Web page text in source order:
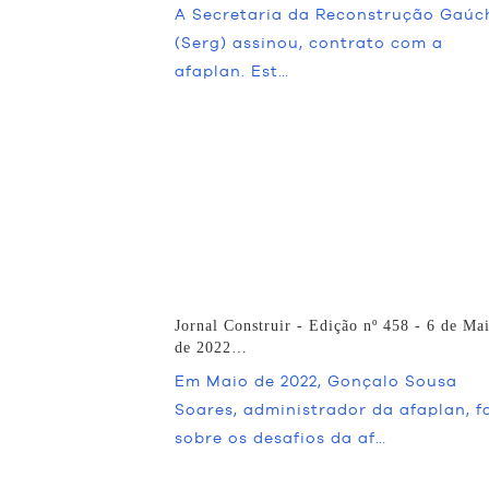
A Secretaria da Reconstrução
(Serg) assinou, contrato com a
afaplan. Est…
Jornal Construir - Edição nº 458 - 6 de
de 2022…
Em Maio de 2022, Gonçalo Sousa
Soares, administrador da afaplan,
sobre os desafios da af…